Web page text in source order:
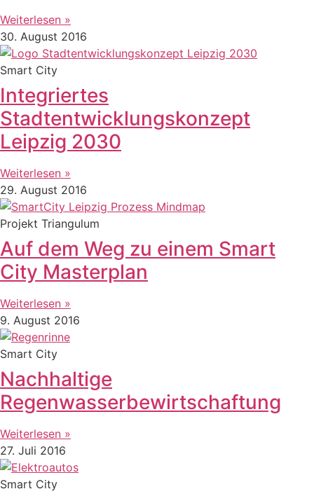
Weiterlesen »
30. August 2016
Smart City
Integriertes
Stadtentwicklungskonzept
Leipzig 2030
Weiterlesen »
29. August 2016
Projekt Triangulum
Auf dem Weg zu einem Smart
City Masterplan
Weiterlesen »
9. August 2016
Smart City
Nachhaltige
Regenwasserbewirtschaftung
Weiterlesen »
27. Juli 2016
Smart City